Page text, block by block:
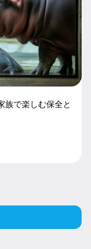
族で楽しむ保全と